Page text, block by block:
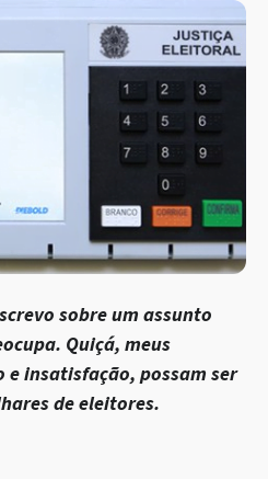
sobre um assunto
Quiçá, meus
insatisfação, possam ser
de eleitores.